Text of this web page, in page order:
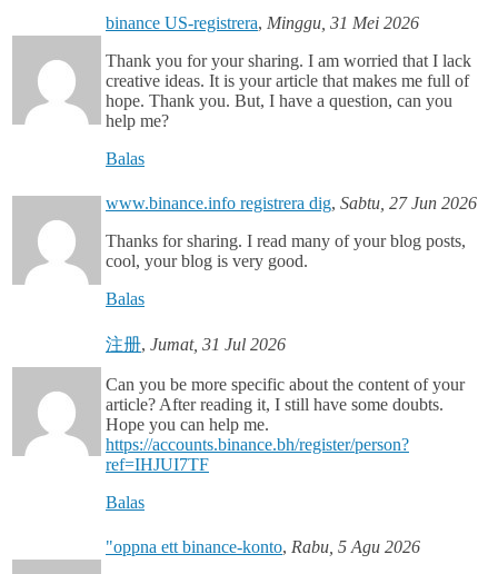
binance US-registrera, Minggu, 31 Mei 2026
Thank you for your sharing. I am worried that I lack
creative ideas. It is your article that makes me full of
hope. Thank you. But, I have a question, can you
help me?
Balas
www.binance.info registrera dig, Sabtu, 27 Jun 2026
Thanks for sharing. I read many of your blog posts,
cool, your blog is very good.
Balas
注册, Jumat, 31 Jul 2026
Can you be more specific about the content of your
article? After reading it, I still have some doubts.
Hope you can help me.
https://accounts.binance.bh/register/person?
ref=IHJUI7TF
Balas
"oppna ett binance-konto, Rabu, 5 Agu 2026